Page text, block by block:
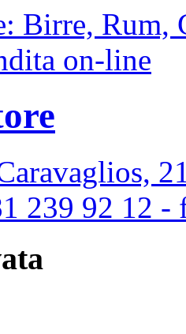
Birre,
on-line
239 92 12 -